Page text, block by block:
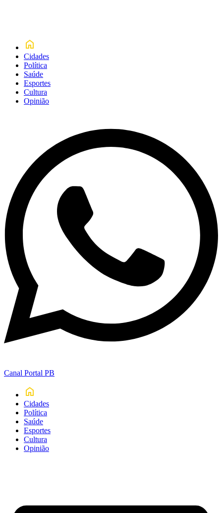
Cidades
Política
Saúde
Esportes
Cultura
Opinião
Canal Portal PB
Cidades
Política
Saúde
Esportes
Cultura
Opinião